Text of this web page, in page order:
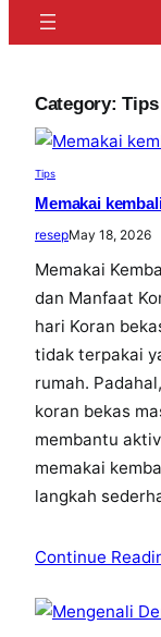
Category:Tips
Tips
Memakai
resepMay 18, 2026
Memakai
dan Manfaat
hari Koran
tidak terpakai
rumah.
koran bekas
membantu
memakai
langkah
Continue